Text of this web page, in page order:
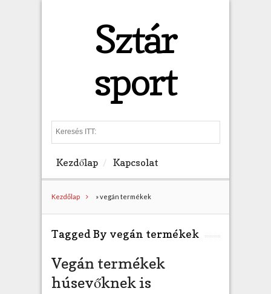
Sztár
sport
e
h
Kezdőlap Kapcsolat
Kezdőlap »vegán termékek
Tagged By vegán termékek
Vegán termékek
húsevőknek is